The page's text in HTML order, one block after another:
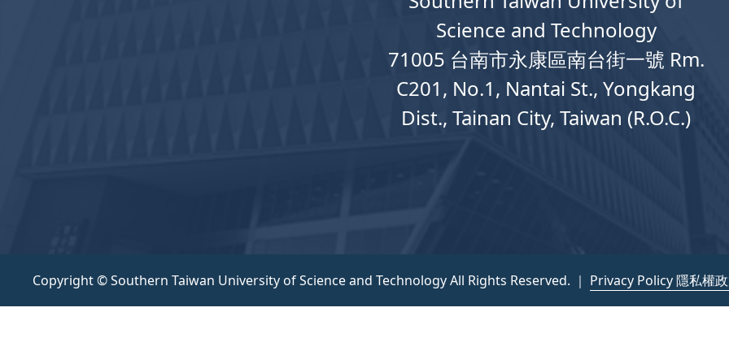
Science and Technology
71005 台南市永康區南台街一號 Rm.
C201, No.1, Nantai St., Yongkang
Dist., Tainan City, Taiwan (R.O.C.)
Copyright © Southern Taiwan University of Science and Technology All Rights Reserved. ｜ Privacy Policy 隱私權